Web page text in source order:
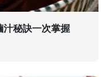
汁秘訣一次掌握